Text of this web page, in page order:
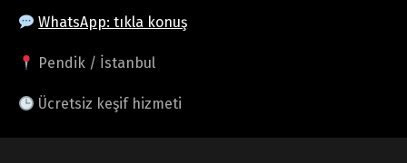
WhatsApp: tıkla konuş
Pendik / İstanbul
Ücretsiz keşif hizmeti